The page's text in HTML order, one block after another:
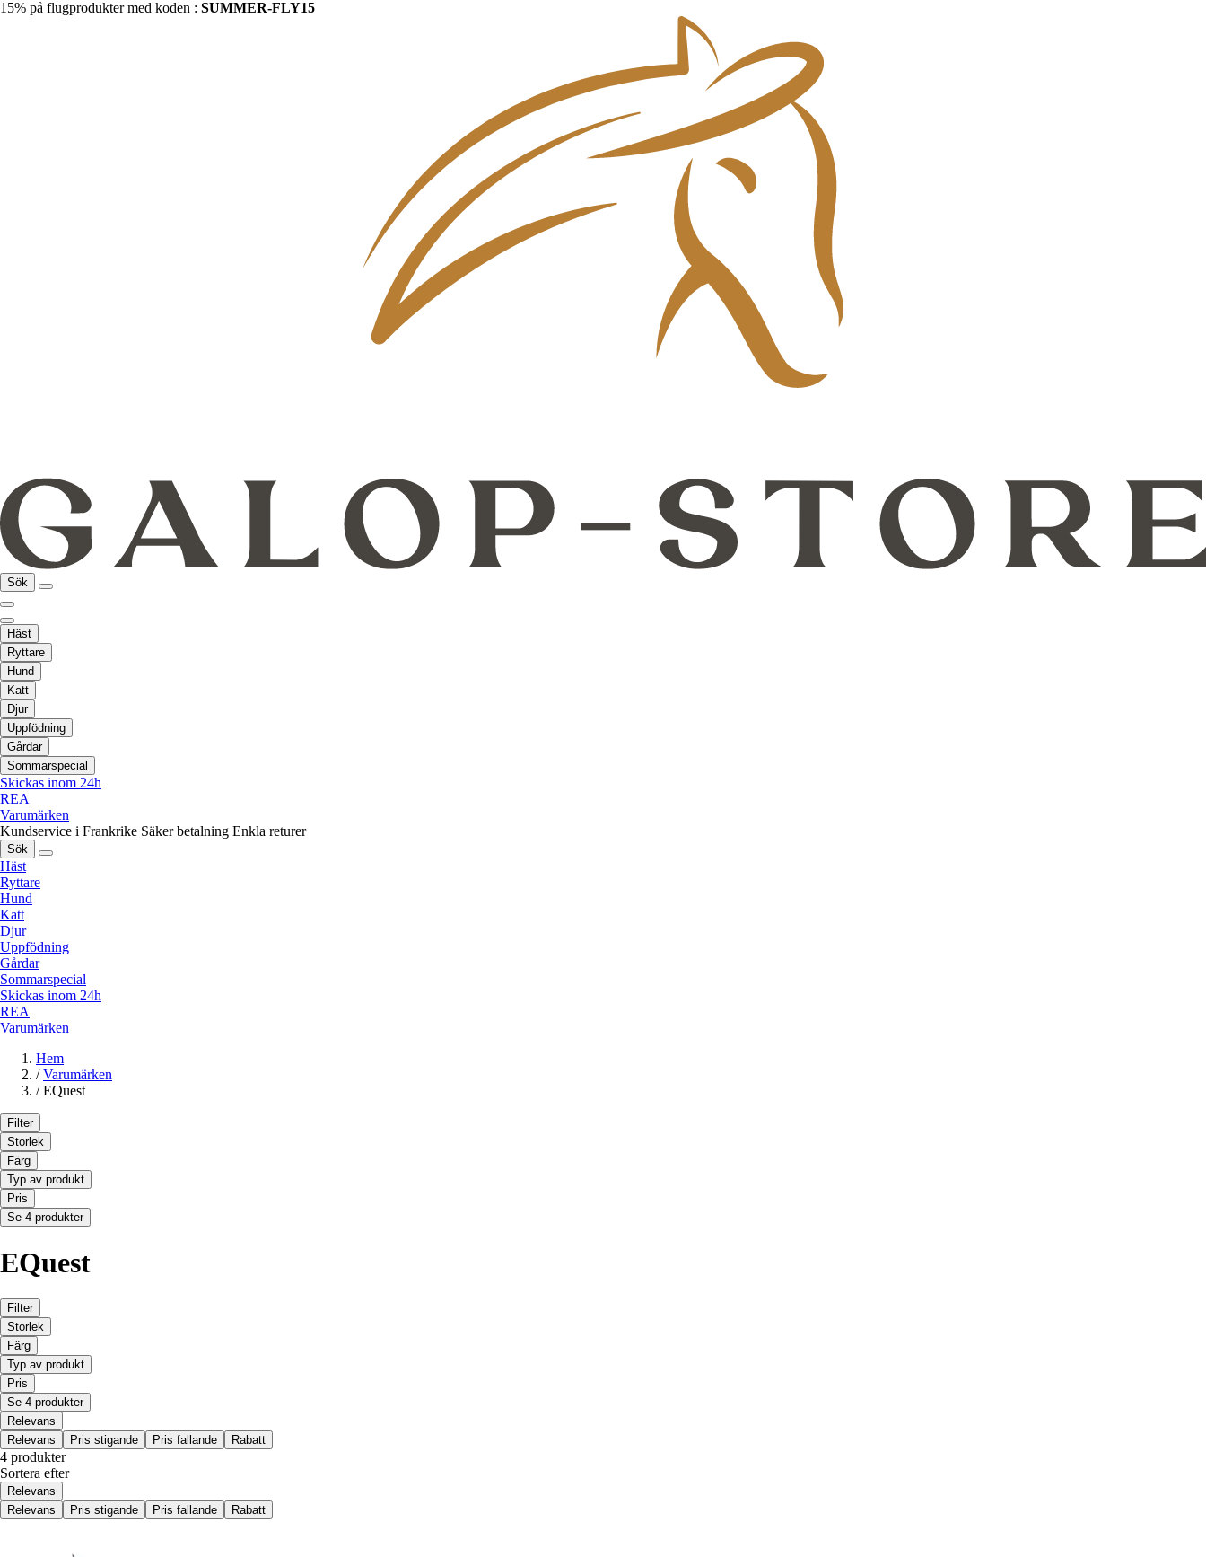
15% på flugprodukter med koden : SUMMER-FLY15
Sök
Häst
Ryttare
Hund
Katt
Djur
Uppfödning
Gårdar
Sommarspecial
Skickas inom 24h
REA
Varumärken
Kundservice i Frankrike Säker betalning Enkla returer
Sök
Häst
Ryttare
Hund
Katt
Djur
Uppfödning
Gårdar
Sommarspecial
Skickas inom 24h
REA
Varumärken
Hem
/ Varumärken
/ EQuest
Filter
Storlek
Färg
Typ av produkt
Pris
Se 4 produkter
EQuest
Filter
Storlek
Färg
Typ av produkt
Pris
Se 4 produkter
Relevans
Relevans
Pris stigande Pris fallande Rabatt
4 produkter
Sortera efter
Relevans
Relevans
Pris stigande Pris fallande Rabatt